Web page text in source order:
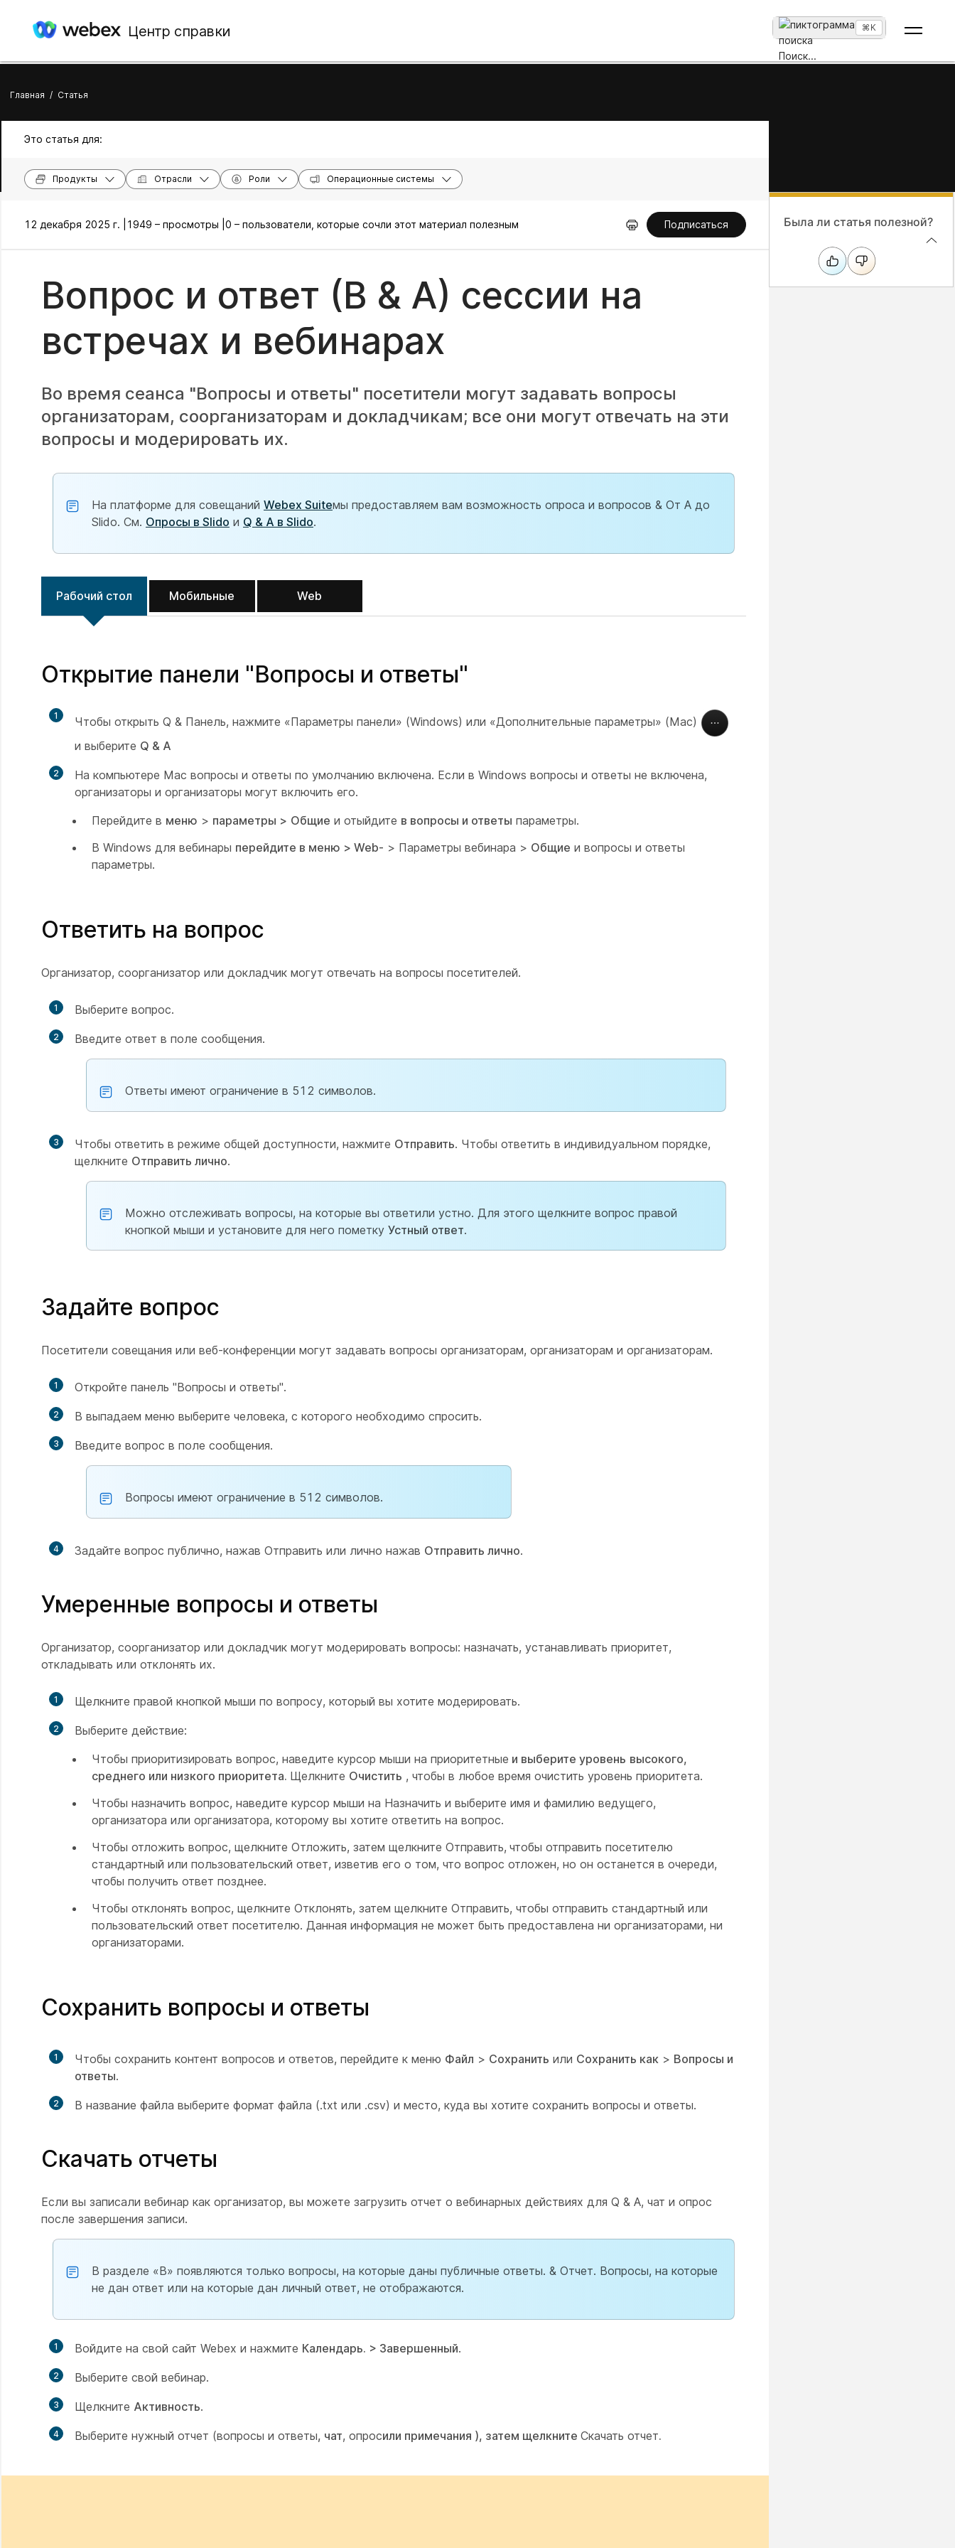
Центр справки
Поиск...
⌘K
Главная / Статья
Это статья для:
Продукты Отрасли Роли Операционные системы
12 декабря 2025 г. | 1949 – просмотры | 0 – пользователи, которые сочли этот материал полезным Подписаться
Вопрос и ответ (В & А) сессии на
встречах и вебинарах
Во время сеанса "Вопросы и ответы" посетители могут задавать вопросы
организаторам, соорганизаторам и докладчикам; все они могут отвечать на эти
вопросы и модерировать их.
На платформе для совещаний Webex Suiteмы предоставляем вам возможность опроса и вопросов & От А до
Slido. См. Опросы в Slido и Q & А в Slido.
Рабочий стол Мобильные Web
Открытие панели "Вопросы и ответы"
1
Чтобы открыть Q & Панель, нажмите «Параметры панели» (Windows) или «Дополнительные параметры» (Mac)
и выберите Q & А
2
На компьютере Mac вопросы и ответы по умолчанию включена. Если в Windows вопросы и ответы не включена,
организаторы и организаторы могут включить его.
Перейдите в меню > параметры > Общие и отыйдите в вопросы и ответы параметры.
В Windows для вебинары перейдите в меню > Web- > Параметры вебинара > Общие и вопросы и ответы
параметры.
Ответить на вопрос
Организатор, соорганизатор или докладчик могут отвечать на вопросы посетителей.
1 Выберите вопрос.
2 Введите ответ в поле сообщения.
Ответы имеют ограничение в 512 символов.
3 Чтобы ответить в режиме общей доступности, нажмите Отправить. Чтобы ответить в индивидуальном порядке,
щелкните Отправить лично.
Можно отслеживать вопросы, на которые вы ответили устно. Для этого щелкните вопрос правой
кнопкой мыши и установите для него пометку Устный ответ.
Задайте вопрос
Посетители совещания или веб-конференции могут задавать вопросы организаторам, организаторам и организаторам.
1 Откройте панель "Вопросы и ответы".
2 В выпадаем меню выберите человека, с которого необходимо спросить.
3 Введите вопрос в поле сообщения.
Вопросы имеют ограничение в 512 символов.
4 Задайте вопрос публично, нажав Отправить или лично нажав Отправить лично.
Умеренные вопросы и ответы
Организатор, соорганизатор или докладчик могут модерировать вопросы: назначать, устанавливать приоритет,
откладывать или отклонять их.
1 Щелкните правой кнопкой мыши по вопросу, который вы хотите модерировать.
2
Выберите действие:
Чтобы приоритизировать вопрос, наведите курсор мыши на приоритетные и выберите уровень высокого,
среднего или низкого приоритета. Щелкните Очистить , чтобы в любое время очистить уровень приоритета.
Чтобы назначить вопрос, наведите курсор мыши на Назначить и выберите имя и фамилию ведущего,
организатора или организатора, которому вы хотите ответить на вопрос.
Чтобы отложить вопрос, щелкните Отложить, затем щелкните Отправить, чтобы отправить посетителю
стандартный или пользовательский ответ, изветив его о том, что вопрос отложен, но он останется в очереди,
чтобы получить ответ позднее.
Чтобы отклонять вопрос, щелкните Отклонять, затем щелкните Отправить, чтобы отправить стандартный или
пользовательский ответ посетителю. Данная информация не может быть предоставлена ни организаторами, ни
организаторами.
Сохранить вопросы и ответы
1 Чтобы сохранить контент вопросов и ответов, перейдите к меню Файл > Сохранить или Сохранить как > Вопросы и
ответы.
2 В название файла выберите формат файла (.txt или .csv) и место, куда вы хотите сохранить вопросы и ответы.
Скачать отчеты
Если вы записали вебинар как организатор, вы можете загрузить отчет о вебинарных действиях для Q & А, чат и опрос
после завершения записи.
В разделе «В» появляются только вопросы, на которые даны публичные ответы. & Отчет. Вопросы, на которые
не дан ответ или на которые дан личный ответ, не отображаются.
1 Войдите на свой сайт Webex и нажмите Календарь. > Завершенный.
2 Выберите свой вебинар.
3 Щелкните Активность.
4 Выберите нужный отчет (вопросы и ответы, чат, опросили примечания ), затем щелкните Скачать отчет.
Была ли статья полезной?